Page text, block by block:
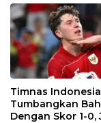
Timnas Indonesia
Tumbangkan
Dengan Skor 1-0,